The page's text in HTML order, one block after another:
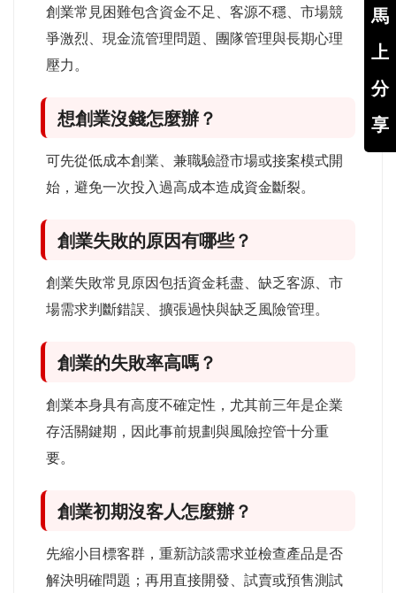
創業常見困難包含資金不足、客源不穩、市場競
爭激烈、現金流管理問題、團隊管理與長期心理
壓力。
想創業沒錢怎麼辦？
可先從低成本創業、兼職驗證市場或接案模式開
始，避免一次投入過高成本造成資金斷裂。
創業失敗的原因有哪些？
創業失敗常見原因包括資金耗盡、缺乏客源、市
場需求判斷錯誤、擴張過快與缺乏風險管理。
創業的失敗率高嗎？
創業本身具有高度不確定性，尤其前三年是企業
存活關鍵期，因此事前規劃與風險控管十分重
要。
創業初期沒客人怎麼辦？
先縮小目標客群，重新訪談需求並檢查產品是否
解決明確問題；再用直接開發、試賣或預售測試
馬
上
分
享